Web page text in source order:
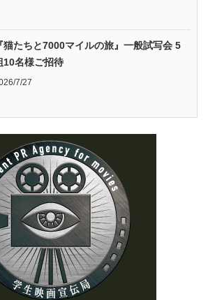
『猫たちと7000マイルの旅』一般試写会 5
10名様ご招待
7/27